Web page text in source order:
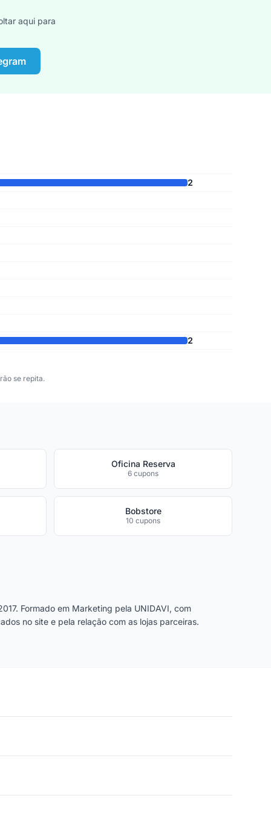
aqui para
2
2
se repita.
Oficina Reserva
6 cupons
Bobstore
10 cupons
Formado em Marketing pela UNIDAVI, com
no site e pela relação com as lojas parceiras.